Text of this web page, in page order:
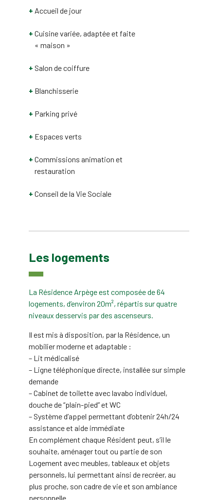
Accueil de jour
Cuisine variée, adaptée et faite
« maison »
Salon de coiffure
Blanchisserie
Parking privé
Espaces verts
Commissions animation et
restauration
Conseil de la Vie Sociale
Les logements
La Résidence Arpège est composée de 64
logements, d’environ 20m², répartis sur quatre
niveaux desservis par des ascenseurs.
Il est mis à disposition, par la Résidence, un
mobilier moderne et adaptable :
– Lit médicalisé
– Ligne téléphonique directe, installée sur simple
demande
– Cabinet de toilette avec lavabo individuel,
douche de “plain-pied” et WC
– Système d’appel permettant d’obtenir 24h/24
assistance et aide immédiate
En complément chaque Résident peut, s’il le
souhaite, aménager tout ou partie de son
Logement avec meubles, tableaux et objets
personnels, lui permettant ainsi de recréer, au
plus proche, son cadre de vie et son ambiance
personnelle.